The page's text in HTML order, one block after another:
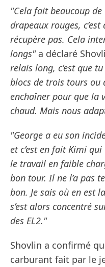
"Cela fait beaucoup
drapeaux rouges,
récupère pas. Cela
longs"a déclaré
relais long, c’est que
blocs de trois tours
enchaîner pour que la
chaud. Mais nous
"George a eu son
et c’est en fait Kimi
le travail en faible
bon tour. Il ne l’a pas
bon. Je sais où en est
s’est alors concentré
des EL2."
Shovlin a confirmé
carburant fait par le